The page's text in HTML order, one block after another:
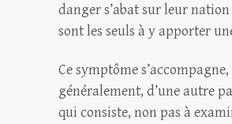
danger s’abat sur leur nation
sont les seuls à y apporter
Ce symptôme s’accompagne,
généralement, d’une autre
qui consiste, non pas à